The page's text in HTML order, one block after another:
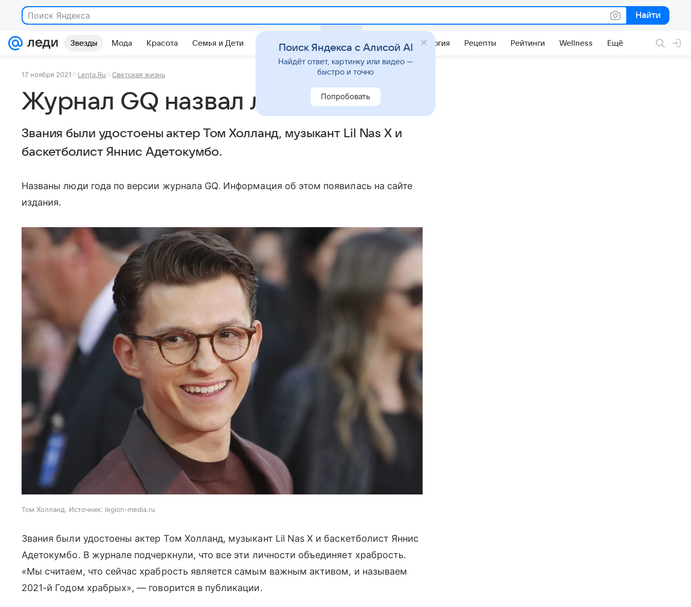
Поиск Яндекса Найти
Найти
Звезды Мода Красота Семья и Дети Гороскопы Стиль жизни Психология Рецепты Рейтинги Wellness Ещё
17 ноября 2021 Lenta.Ru Светская жизнь
Журнал GQ назвал людей года
Звания были удостоены актер Том Холланд, музыкант Lil Nas X и
баскетболист Яннис Адетокумбо.
Названы люди года по версии журнала GQ. Информация об этом появилась на сайте
издания.
Том Холланд. Источник: legion-media.ru
Звания были удостоены актер Том Холланд, музыкант Lil Nas X и баскетболист Яннис
Адетокумбо. В журнале подчеркнули, что все эти личности объединяет храбрость.
«Мы считаем, что сейчас храбрость является самым важным активом, и называем
2021-й Годом храбрых», — говорится в публикации.
Поиск Яндекса с Алисой AI
Найдёт ответ, картинку или видео —
быстро и точно
Попробовать